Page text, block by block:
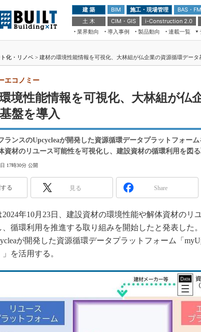
建 築 BIM 施工・現場管理 BAS・FM
土 木
CIM・GIS i-Construction 2.0
業界動向
導入事例 製品動向 連載一覧
ドローンがもたらす建設業界の“ゲー
ムチェンジ” Ver.2.0
“Society5.0”時代のスマートビル
第8回 国際 建設・測量展
築・土木・不動産の先端
メンテナンス・レジリエ
日本 ものづくりワールド
IGAS2018
化・リノベ > 建材の環境性能情報を可視化、大林組が仏企業の資源循環デー
境性能情報を可視化、大林組が仏
盤を導入
エコノミー
ランスのUpcycleaが開発した資源循環データプラットフォー
資材のリユース可能性を可視化し、建設資材の循環利用を図る
17時30分 公開
る 見る Share
年10月23日、建設資材の環境性能や解体資材のリ
、循環利用を推進する取り組みを開始したと発表した
が開発した資源循環データプラットフォーム「
を活用する。